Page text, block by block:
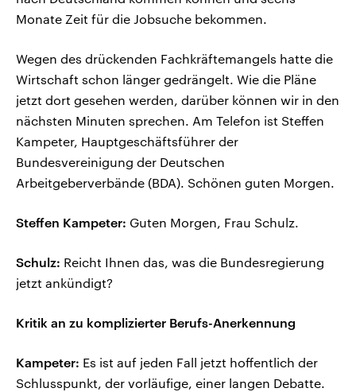
Monate Zeit für die Jobsuche bekommen.
Wegen des drückenden Fachkräftemangels hatte die
Wirtschaft schon länger gedrängelt. Wie die Pläne
jetzt dort gesehen werden, darüber können wir in den
nächsten Minuten sprechen. Am Telefon ist Steffen
Kampeter, Hauptgeschäftsführer der
Bundesvereinigung der Deutschen
Arbeitgeberverbände (BDA). Schönen guten Morgen.
Steffen Kampeter: Guten Morgen, Frau Schulz.
Schulz: Reicht Ihnen das, was die Bundesregierung
jetzt ankündigt?
Kritik an zu komplizierter Berufs-Anerkennung
Kampeter: Es ist auf jeden Fall jetzt hoffentlich der
Schlusspunkt, der vorläufige, einer langen Debatte.